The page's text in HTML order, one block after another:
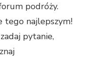
podróży.
tego najlepszym!
pytanie,